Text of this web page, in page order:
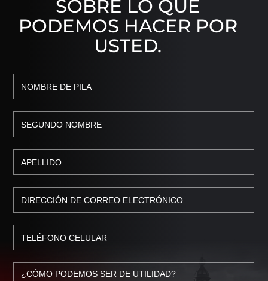
SOBRE LO QUE
PODEMOS HACER POR
USTED.